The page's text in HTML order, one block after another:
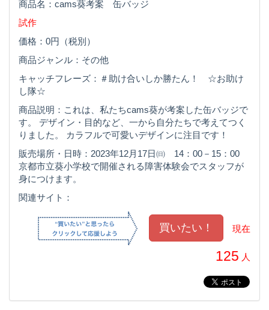
商品名：cams葵考案 缶バッジ
試作
価格：0円（税別）
商品ジャンル：その他
キャッチフレーズ：＃助け合いしか勝たん！ ☆お助け
し隊☆
商品説明：これは、私たちcams葵が考案した缶バッジで
す。 デザイン・目的など、一から自分たちで考えてつく
りました。 カラフルで可愛いデザインに注目です！
販売場所・日時：2023年12月17日㈰ 14：00－15：00
京都市立葵小学校で開催される障害体験会でスタッフが
身につけます。
関連サイト：
現在
125 人